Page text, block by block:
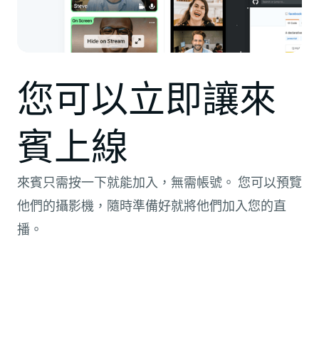
您可以立即讓來
賓上線
來賓只需按一下就能加入，無需帳號。 您可以預覽
他們的攝影機，隨時準備好就將他們加入您的直
播。